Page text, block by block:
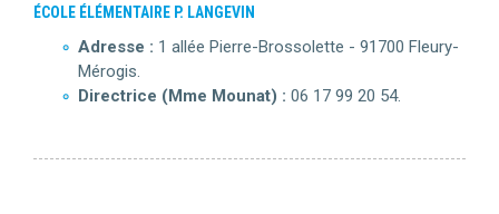
ÉCOLE ÉLÉMENTAIRE P. LANGEVIN
Adresse : 1 allée Pierre-Brossolette - 91700 Fleury-
Mérogis.
Directrice (Mme Mounat) : 06 17 99 20 54.